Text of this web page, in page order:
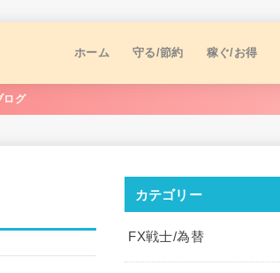
ホーム 守る/節約 稼ぐ/お得
ログ
カテゴリー
FX戦士/為替